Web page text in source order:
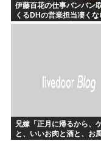
伊藤百花の仕事バンバン
くるDHの営業担当凄くな
今年のボーナス凄いこと
兄嫁「正月に帰るから、
と、いいお肉と酒と、お